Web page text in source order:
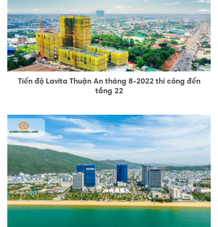
Tiến độ Lavita Thuận An tháng 8-2022 thi công đến
tầng 22